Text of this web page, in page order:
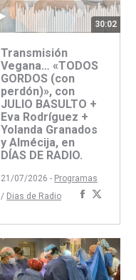
30:02
Transmisión
Vegana… «TODOS
GORDOS (con
perdón)», con
JULIO BASULTO +
Eva Rodríguez +
Yolanda Granados
y Almécija, en
DÍAS DE RADIO.
21/07/2026 - Programas
/ Dias de Radio
Compartir